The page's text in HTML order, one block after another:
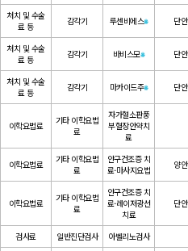
처치 및 수술
료 등
감각기 루센비에스⁕ 단안
처치 및 수술
료 등
감각기 바비스모⁕ 단안
처치 및 수술
료 등
감각기 마카이드주⁕ 단안
이학요법료
기타 이학요법
료
자가혈소판풍
부혈장안약치
료
이학요법료
기타 이학요법
료
안구건조증 치
료-마사지요법
양안
이학요법료
기타 이학요법
료
안구건조증 치
료-레이저광선
치료
단안
검사료 일반진단검사 아벨리노검사